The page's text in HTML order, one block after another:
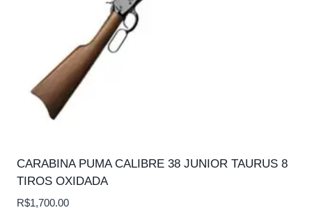
CARABINA PUMA CALIBRE 38 JUNIOR TAURUS 8
TIROS OXIDADA
R$1,700.00